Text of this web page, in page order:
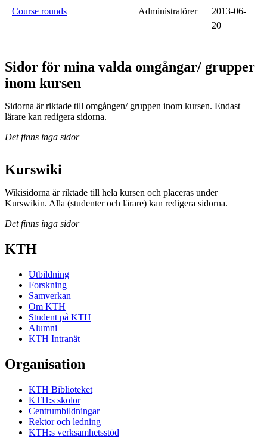
Course rounds Administratörer
2013-06-
20
Sidor för mina valda omgångar/ grupper
inom kursen
Sidorna är riktade till omgången/ gruppen inom kursen. Endast
lärare kan redigera sidorna.
Det finns inga sidor
Kurswiki
Wikisidorna är riktade till hela kursen och placeras under
Kurswikin. Alla (studenter och lärare) kan redigera sidorna.
Det finns inga sidor
KTH
Utbildning
Forskning
Samverkan
Om KTH
Student på KTH
Alumni
KTH Intranät
Organisation
KTH Biblioteket
KTH:s skolor
Centrumbildningar
Rektor och ledning
KTH:s verksamhetsstöd